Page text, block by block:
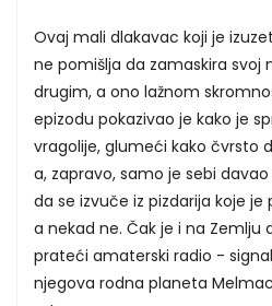
Ovaj mali dlakavac koji je
ne pomišlja da zamaskira svoj
drugim, a ono lažnom
epizodu pokazivao je kako je
vragolije, glumeći kako čvrsto
a, zapravo, samo je sebi
da se izvuče iz pizdarija koje
a nekad ne. Čak je i na Zemlju
prateći amaterski radio -
njegova rodna planeta